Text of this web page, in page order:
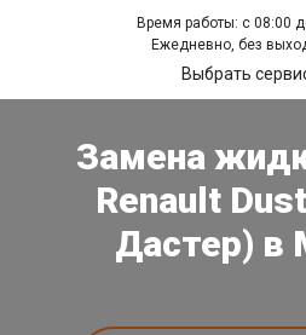
Время работы: с 08:00
Ежедневно, без
Выбрать
Замена
Renault
Дастер) в